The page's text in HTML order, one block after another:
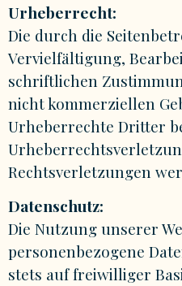
Urheberrecht:
Die durch die
Vervielfältigung,
schriftlichen
nicht kommerziellen
Urheberrechte Dritter
Rechtsverletzungen
Datenschutz:
Die Nutzung unserer
personenbezogene
stets auf freiwilliger